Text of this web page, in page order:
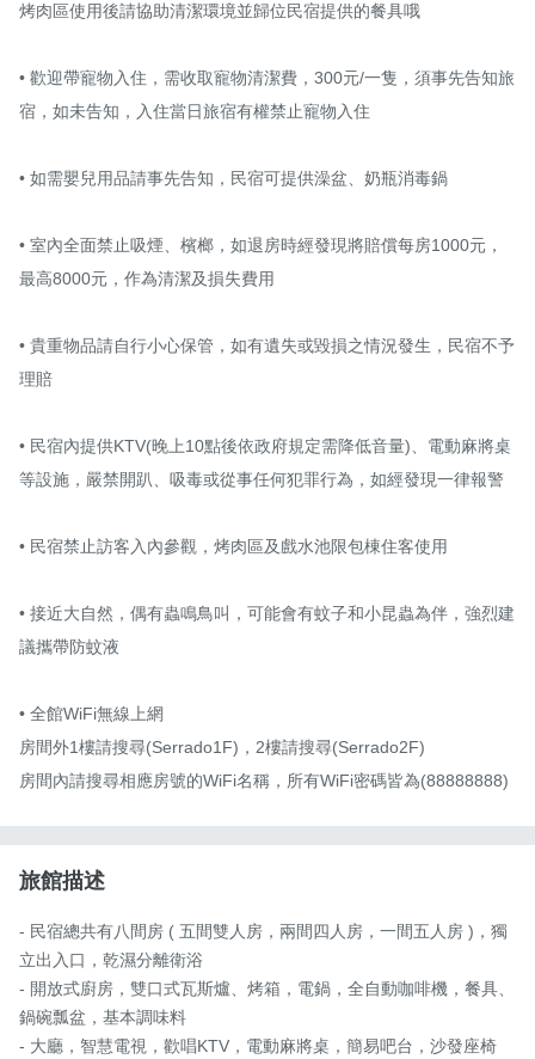
烤肉區使用後請協助清潔環境並歸位民宿提供的餐具哦
• 歡迎帶寵物入住，需收取寵物清潔費，300元/一隻，須事先告知旅
宿，如未告知，入住當日旅宿有權禁止寵物入住
• 如需嬰兒用品請事先告知，民宿可提供澡盆、奶瓶消毒鍋
• 室內全面禁止吸煙、檳榔，如退房時經發現將賠償每房1000元，
最高8000元，作為清潔及損失費用
• 貴重物品請自行小心保管，如有遺失或毀損之情況發生，民宿不予
理賠
• 民宿內提供KTV(晚上10點後依政府規定需降低音量)、電動麻將桌
等設施，嚴禁開趴、吸毒或從事任何犯罪行為，如經發現一律報警
• 民宿禁止訪客入內參觀，烤肉區及戲水池限包棟住客使用
• 接近大自然，偶有蟲鳴鳥叫，可能會有蚊子和小昆蟲為伴，強烈建
議攜帶防蚊液
• 全館WiFi無線上網
房間外1樓請搜尋(Serrado1F)，2樓請搜尋(Serrado2F)
房間內請搜尋相應房號的WiFi名稱，所有WiFi密碼皆為(88888888)
旅館描述
- 民宿總共有八間房 ( 五間雙人房，兩間四人房，一間五人房 )，獨
立出入口，乾濕分離衛浴
- 開放式廚房，雙口式瓦斯爐、烤箱，電鍋，全自動咖啡機，餐具、
鍋碗瓢盆，基本調味料
- 大廳，智慧電視，歡唱KTV，電動麻將桌，簡易吧台，沙發座椅